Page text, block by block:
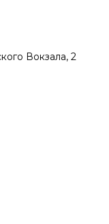
Вокзала, 2